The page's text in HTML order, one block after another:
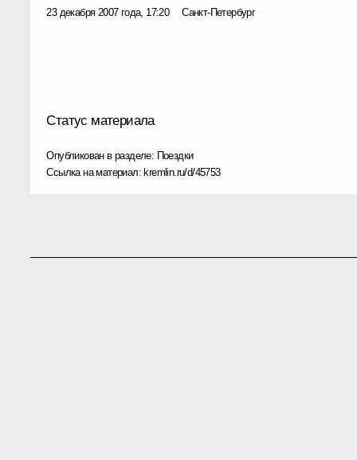
23 декабря 2007 года, 17:20 Санкт-Петербург
Статус материала
Опубликован в разделе: Поездки
Ссылка на материал: kremlin.ru/d/45753